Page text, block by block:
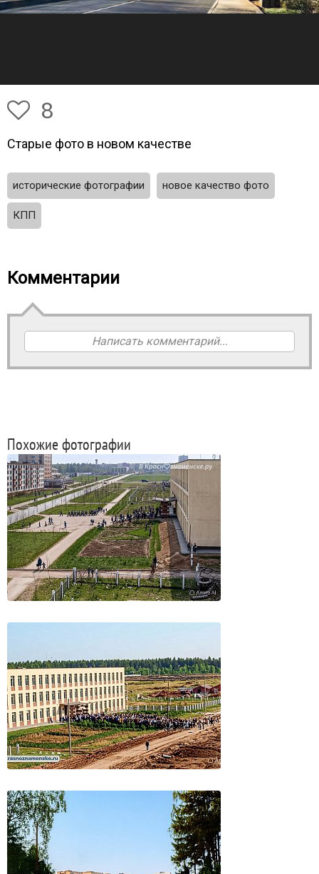
8
Старые фото в новом качестве
исторические фотографии новое качество фото
КПП
Комментарии
Написать комментарий...
Похожие фотографии